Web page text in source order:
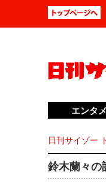
日刊サイゾー
鈴木蘭々の
エンタメ